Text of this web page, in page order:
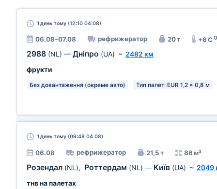
1 день тому (12:10 04.08)
06.08–07.08 рефрижератор 20 т +6 C0
2988 (NL) — Дніпро (UA) ~ 2482 км
фрукти
Без довантаження (окреме авто) Тип палет: EUR 1,2 x 0,8 м
1 день тому (09:48 04.08)
06.08 рефрижератор 21,5 т 86 м³
Розендал (NL), Роттердам (NL) — Київ (UA) ~ 2049
тнв на палетах